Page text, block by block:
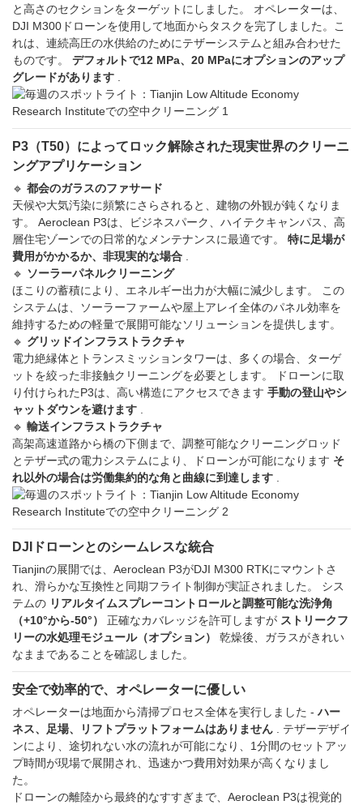
と高さのセクションをターゲットにしました。 オペレーターは、
DJI M300ドローンを使用して地面からタスクを完了しました。こ
れは、連続高圧の水供給のためにテザーシステムと組み合わせた
ものです。 デフォルトで12 MPa、20 MPaにオプションのアップ
グレードがあります .
P3（T50）によってロック解除された現実世界のクリーニ
ングアプリケーション
🔹 都会のガラスのファサード
天候や大気汚染に頻繁にさらされると、建物の外観が鈍くなりま
す。 Aeroclean P3は、ビジネスパーク、ハイテクキャンパス、高
層住宅ゾーンでの日常的なメンテナンスに最適です。 特に足場が
費用がかかるか、非現実的な場合 .
🔹 ソーラーパネルクリーニング
ほこりの蓄積により、エネルギー出力が大幅に減少します。 この
システムは、ソーラーファームや屋上アレイ全体のパネル効率を
維持するための軽量で展開可能なソリューションを提供します。
🔹 グリッドインフラストラクチャ
電力絶縁体とトランスミッションタワーは、多くの場合、ターゲ
ットを絞った非接触クリーニングを必要とします。 ドローンに取
り付けられたP3は、高い構造にアクセスできます 手動の登山やシ
ャットダウンを避けます .
🔹 輸送インフラストラクチャ
高架高速道路から橋の下側まで、調整可能なクリーニングロッド
とテザー式の電力システムにより、ドローンが可能になります そ
れ以外の場合は労働集約的な角と曲線に到達します .
DJIドローンとのシームレスな統合
Tianjinの展開では、Aeroclean P3がDJI M300 RTKにマウントさ
れ、滑らかな互換性と同期フライト制御が実証されました。 シス
テムの リアルタイムスプレーコントロールと調整可能な洗浄角
（+10°から-50°） 正確なカバレッジを許可しますが ストリークフ
リーの水処理モジュール（オプション） 乾燥後、ガラスがきれい
なままであることを確認しました。
安全で効率的で、オペレーターに優しい
オペレーターは地面から清掃プロセス全体を実行しました -ハー
ネス、足場、リフトプラットフォームはありません . テザーデザイ
ンにより、途切れない水の流れが可能になり、1分間のセットアッ
プ時間が現場で展開され、迅速かつ費用対効果が高くなりまし
た。
ドローンの離陸から最終的なすすぎまで、Aeroclean P3は視覚的